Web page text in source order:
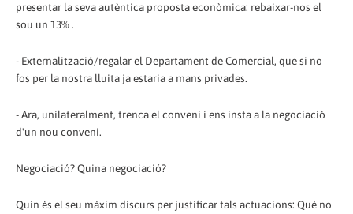
presentar la seva autèntica proposta econòmica: rebaixar-nos el
sou un 13% .
- Externalització/regalar el Departament de Comercial, que si no
fos per la nostra lluita ja estaria a mans privades.
- Ara, unilateralment, trenca el conveni i ens insta a la negociació
d'un nou conveni.
Negociació? Quina negociació?
Quin és el seu màxim discurs per justificar tals actuacions: Què no